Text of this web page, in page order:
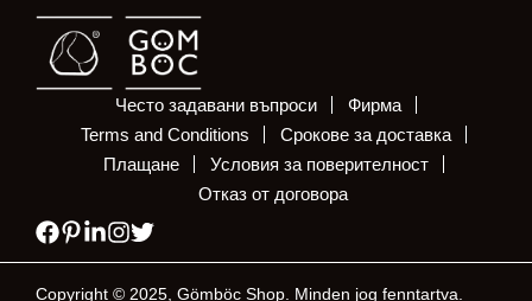
Често задавани въпроси
Фирма
Terms and Conditions
Срокове за доставка
Плащане
Условия за поверителност
Отказ от договора
Copyright © 2025, Gömböc Shop. Minden jog fenntartva.